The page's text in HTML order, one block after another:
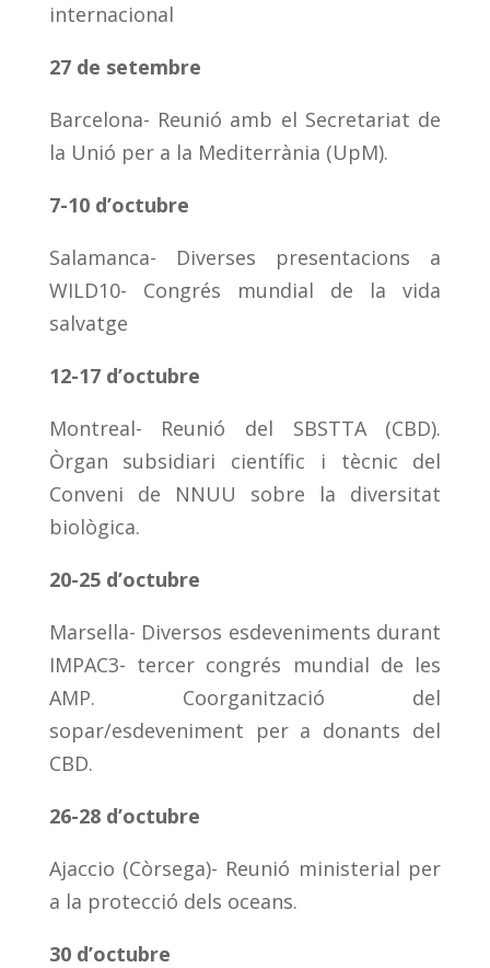
internacional
27 de setembre
Barcelona- Reunió amb el Secretariat de
la Unió per a la Mediterrània (UpM).
7-10 d’octubre
Salamanca- Diverses presentacions a
WILD10- Congrés mundial de la vida
salvatge
12-17 d’octubre
Montreal- Reunió del SBSTTA (CBD).
Òrgan subsidiari científic i tècnic del
Conveni de NNUU sobre la diversitat
biològica.
20-25 d’octubre
Marsella- Diversos esdeveniments durant
IMPAC3- tercer congrés mundial de les
AMP. Coorganització del
sopar/esdeveniment per a donants del
CBD.
26-28 d’octubre
Ajaccio (Còrsega)- Reunió ministerial per
a la protecció dels oceans.
30 d’octubre